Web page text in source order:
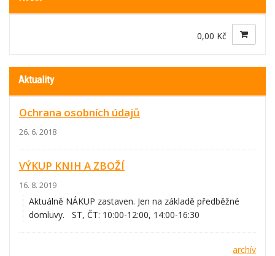
0,00 Kč
Aktuality
Ochrana osobních údajů
26. 6. 2018
VÝKUP KNIH A ZBOŽÍ
16. 8. 2019
Aktuálně NÁKUP zastaven. Jen na základě předběžné
domluvy. ST, ČT: 10:00-12:00, 14:00-16:30
archív